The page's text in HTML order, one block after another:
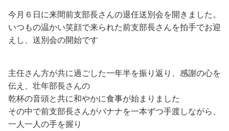
今月６日に来間前支部長さんの退任送別会を開きました。
いつもの温かい笑顔で来られた前支部長さんを拍手でお迎
えし、送別会の開始です
主任さん方が共に過ごした一年半を振り返り、感謝の心を
伝え、壮年部長さんの
乾杯の音頭と共に和やかに食事が始まりました
その中で前支部長さんがバナナを一本ずつ手渡しながら、
一人一人の手を握り